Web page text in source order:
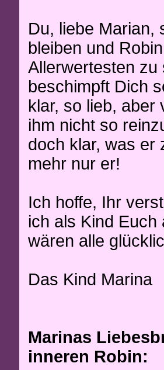
Du, liebe Marian,
bleiben und
Allerwertesten zu
beschimpft Dich
klar, so lieb, aber
ihm nicht so
doch klar, was er
mehr nur er!
Ich hoffe, Ihr
ich als Kind
wären alle
Das Kind Marina
Marinas
inneren Robin: